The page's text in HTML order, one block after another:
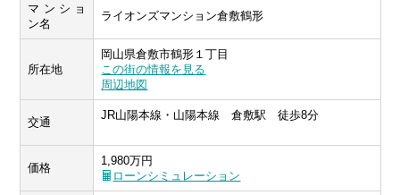
マンショ
ン名
ライオンズマンション倉敷鶴形
所在地
岡山県倉敷市鶴形１丁目
この街の情報を見る
周辺地図
交通
JR山陽本線・山陽本線 倉敷駅 徒歩8分
価格
1,980万円
ローンシミュレーション